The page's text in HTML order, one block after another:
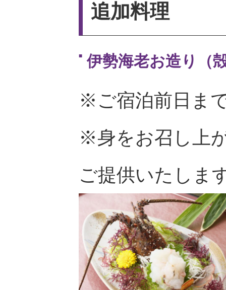
追加料理
伊勢海老お造り（
※ご宿泊前日ま
※身をお召し上
ご提供いたしま